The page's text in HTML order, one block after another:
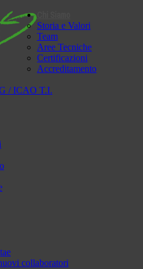
Storia e Valori
Team
Aree Tecniche
Certificazioni
Accreditamento
/ ICAO T.I.
collaboratori